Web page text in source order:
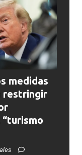
medidas
restringir